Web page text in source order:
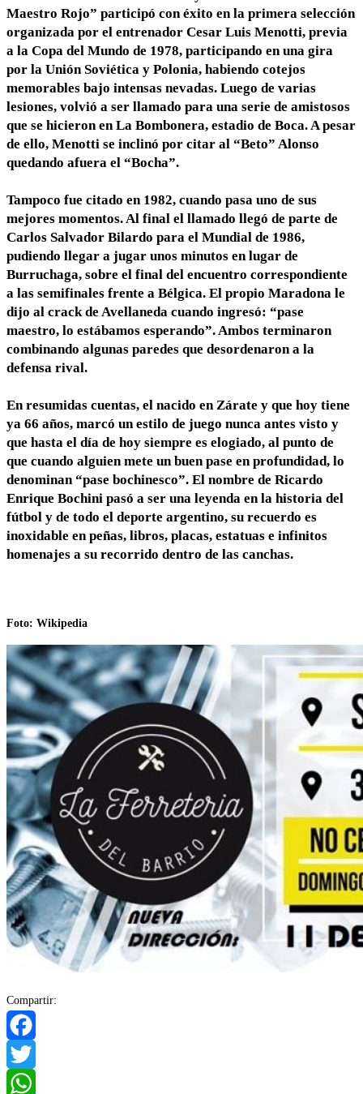
Maestro Rojo” participó con éxito en la primera selección
organizada por el entrenador Cesar Luis Menotti, previa
a la Copa del Mundo de 1978, participando en una gira
por la Unión Soviética y Polonia, habiendo cotejos
memorables bajo intensas nevadas. Luego de varias
lesiones, volvió a ser llamado para una serie de amistosos
que se hicieron en La Bombonera, estadio de Boca. A pesar
de ello, Menotti se inclinó por citar al “Beto” Alonso
quedando afuera el “Bocha”.
Tampoco fue citado en 1982, cuando pasa uno de sus
mejores momentos. Al final el llamado llegó de parte de
Carlos Salvador Bilardo para el Mundial de 1986,
pudiendo llegar a jugar unos minutos en lugar de
Burruchaga, sobre el final del encuentro correspondiente
a las semifinales frente a Bélgica. El propio Maradona le
dijo al crack de Avellaneda cuando ingresó: “pase
maestro, lo estábamos esperando”. Ambos terminaron
combinando algunas paredes que desordenaron a la
defensa rival.
En resumidas cuentas, el nacido en Zárate y que hoy tiene
ya 66 años, marcó un estilo de juego nunca antes visto y
que hasta el día de hoy siempre es elogiado, al punto de
que cuando alguien mete un buen pase en profundidad, lo
denominan “pase bochinesco”. El nombre de Ricardo
Enrique Bochini pasó a ser una leyenda en la historia del
fútbol y de todo el deporte argentino, su recuerdo es
inoxidable en peñas, libros, placas, estatuas e infinitos
homenajes a su recorrido dentro de las canchas.
Foto: Wikipedia
Compartir:
Facebook
Twitter